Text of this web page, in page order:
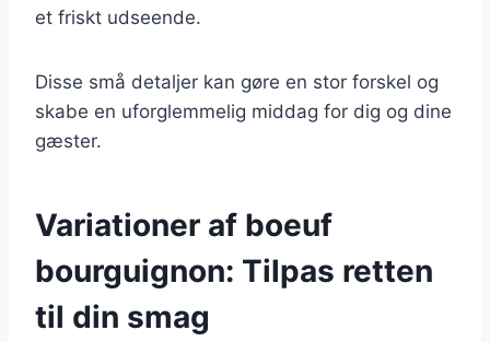
et friskt udseende.
Disse små detaljer kan gøre en stor forskel og
skabe en uforglemmelig middag for dig og dine
gæster.
Variationer af boeuf
bourguignon: Tilpas retten
til din smag